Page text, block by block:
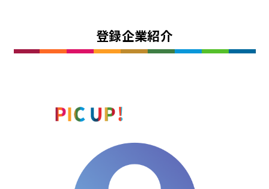
登録企業紹介